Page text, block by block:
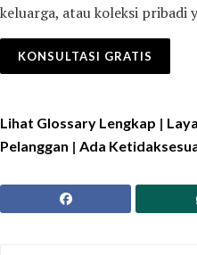
keluarga, atau koleksi pribadi
KONSULTASI GRATIS
Lihat Glossary Lengkap |
Pelanggan | Ada